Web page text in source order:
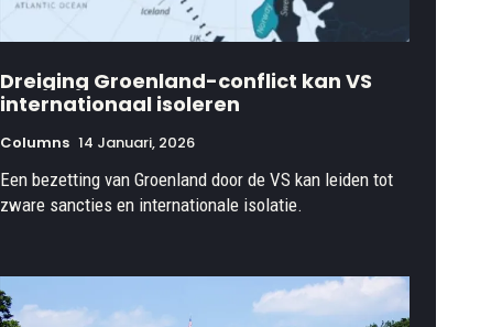
Dreiging Groenland-conflict kan VS
internationaal isoleren
Columns 14 Januari, 2026
Een bezetting van Groenland door de VS kan leiden tot
zware sancties en internationale isolatie.